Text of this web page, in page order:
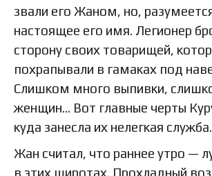
звали его Жаном, но,
настоящее его имя. Легионер
сторону своих товарищей,
похрапывали в гамаках под
Слишком много выпивки,
женщин... Вот главные черты
куда занесла их нелегкая служба.
Жан считал, что раннее утро —
в этих широтах. Прохладный